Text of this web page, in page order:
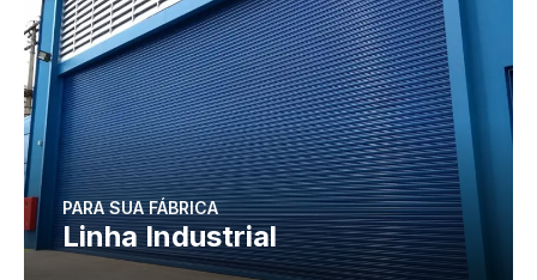
PARA SUA FÁBRICA
Linha Industrial